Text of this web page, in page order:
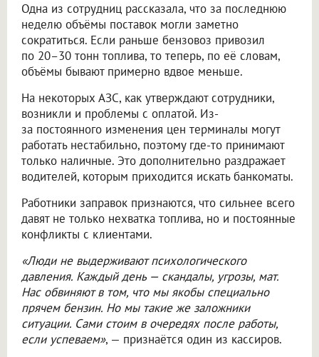
Одна из сотрудниц рассказала, что за последнюю
неделю объёмы поставок могли заметно
сократиться. Если раньше бензовоз привозил
по 20–30 тонн топлива, то теперь, по её словам,
объёмы бывают примерно вдвое меньше.
На некоторых АЗС, как утверждают сотрудники,
возникли и проблемы с оплатой. Из-
за постоянного изменения цен терминалы могут
работать нестабильно, поэтому где-то принимают
только наличные. Это дополнительно раздражает
водителей, которым приходится искать банкоматы.
Работники заправок признаются, что сильнее всего
давят не только нехватка топлива, но и постоянные
конфликты с клиентами.
«Люди не выдерживают психологического
давления. Каждый день — скандалы, угрозы, мат.
Нас обвиняют в том, что мы якобы специально
прячем бензин. Но мы такие же заложники
ситуации. Сами стоим в очередях после работы,
если успеваем», — признаётся один из кассиров.